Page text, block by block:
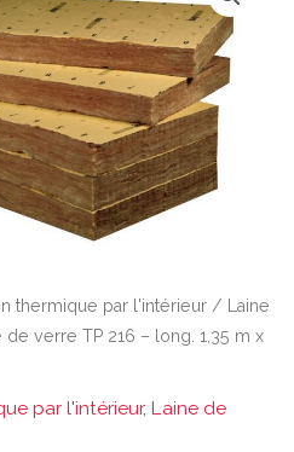
thermique par l'intérieur /
Laine
verre TP 216 – long. 1,35 m x
par l'intérieur, Laine de